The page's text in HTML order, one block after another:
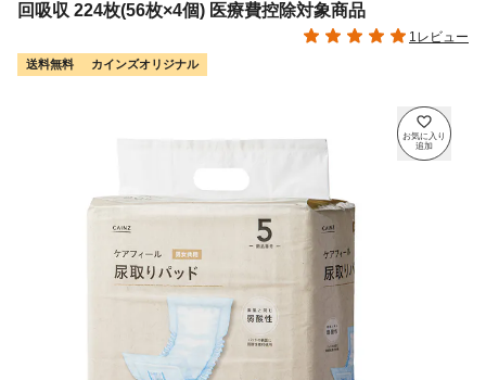
回吸収 224枚(56枚×4個) 医療費控除対象商品
1レビュー
送料無料 カインズオリジナル